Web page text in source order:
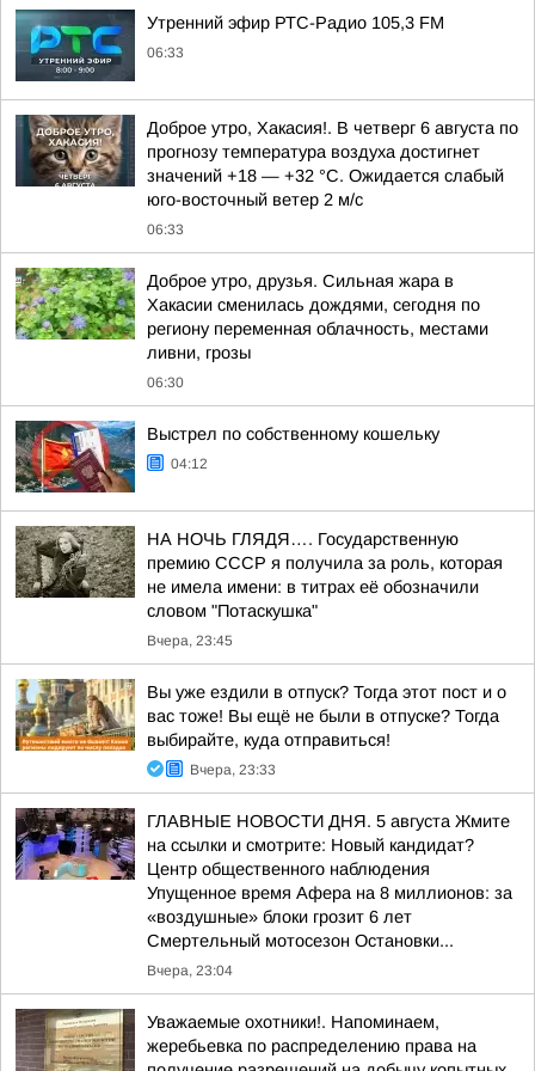
Утренний эфир РТС-Радио 105,3 FM
06:33
Доброе утро, Хакасия!. В четверг 6 августа по
прогнозу температура воздуха достигнет
значений +18 — +32 °С. Ожидается слабый
юго-восточный ветер 2 м/с
06:33
Доброе утро, друзья. Сильная жара в
Хакасии сменилась дождями, сегодня по
региону переменная облачность, местами
ливни, грозы
06:30
Выстрел по собственному кошельку
04:12
НА НОЧЬ ГЛЯДЯ…. Государственную
премию СССР я получила за роль, которая
не имела имени: в титрах её обозначили
словом "Потаскушка"
Вчера, 23:45
Вы уже ездили в отпуск? Тогда этот пост и о
вас тоже! Вы ещё не были в отпуске? Тогда
выбирайте, куда отправиться!
Вчера, 23:33
ГЛАВНЫЕ НОВОСТИ ДНЯ. 5 августа Жмите
на ссылки и смотрите: Новый кандидат?
Центр общественного наблюдения
Упущенное время Афера на 8 миллионов: за
«воздушные» блоки грозит 6 лет
Смертельный мотосезон Остановки...
Вчера, 23:04
Уважаемые охотники!. Напоминаем,
жеребьевка по распределению права на